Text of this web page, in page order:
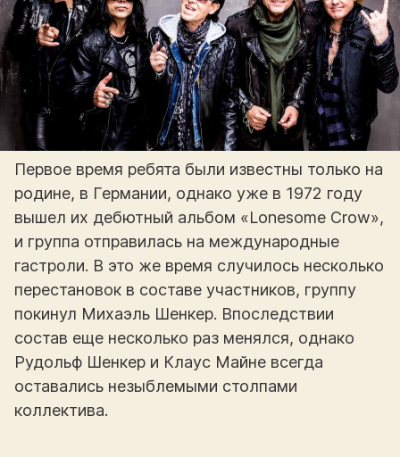
Первое время ребята были известны только на
родине, в Германии, однако уже в 1972 году
вышел их дебютный альбом «Lonesome Crow»,
и группа отправилась на международные
гастроли. В это же время случилось несколько
перестановок в составе участников, группу
покинул Михаэль Шенкер. Впоследствии
состав еще несколько раз менялся, однако
Рудольф Шенкер и Клаус Майне всегда
оставались незыблемыми столпами
коллектива.